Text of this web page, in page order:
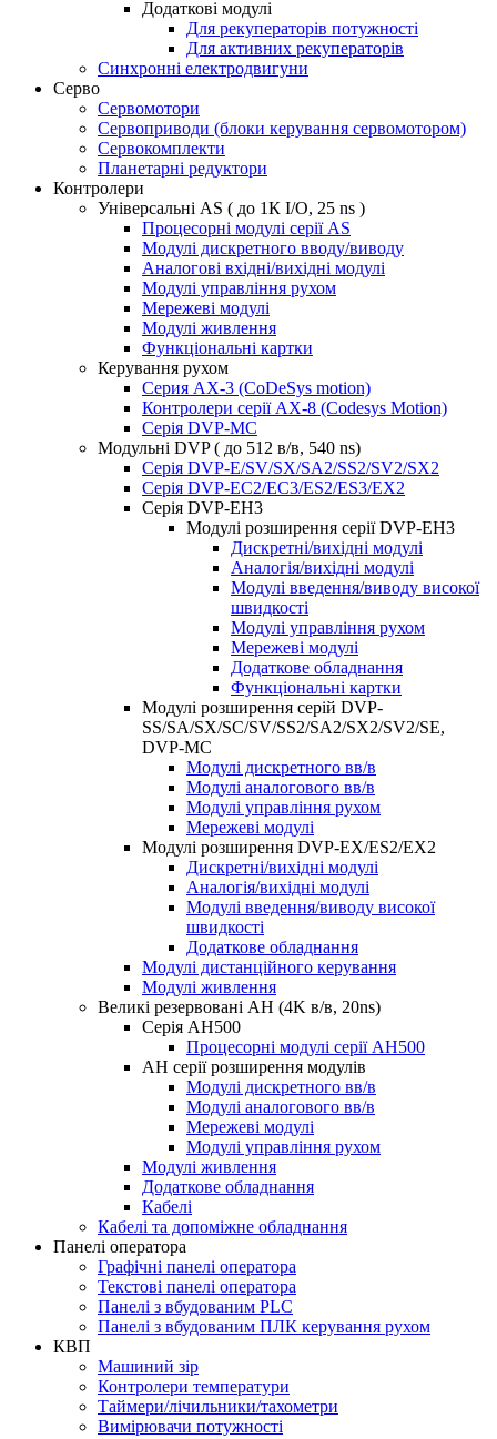
Додаткові модулі
Для рекуператорів потужності
Для активних рекуператорів
Синхронні електродвигуни
Серво
Сервомотори
Сервоприводи (блоки керування сервомотором)
Сервокомплекти
Планетарні редуктори
Контролери
Універсальні AS ( до 1К I/O, 25 ns )
Процесорні модулі серії AS
Модулі дискретного вводу/виводу
Аналогові вхідні/вихідні модулі
Модулі управління рухом
Мережеві модулі
Модулі живлення
Функціональні картки
Керування рухом
Серия AX-3 (CoDeSys motion)
Контролери серії AX-8 (Codesys Motion)
Серія DVP-MC
Модульні DVP ( до 512 в/в, 540 ns)
Серія DVP-E/SV/SX/SA2/SS2/SV2/SX2
Серія DVP-EC2/EC3/ES2/ES3/EX2
Серія DVP-EH3
Модулі розширення серії DVP-EH3
Дискретні/вихідні модулі
Аналогія/вихідні модулі
Модулі введення/виводу високої
швидкості
Модулі управління рухом
Мережеві модулі
Додаткове обладнання
Функціональні картки
Модулі розширення серій DVP-
SS/SA/SX/SC/SV/SS2/SA2/SX2/SV2/SE,
DVP-MC
Модулі дискретного вв/в
Модулі аналогового вв/в
Модулі управління рухом
Мережеві модулі
Модулі розширення DVP-EX/ES2/EX2
Дискретні/вихідні модулі
Аналогія/вихідні модулі
Модулі введення/виводу високої
швидкості
Додаткове обладнання
Модулі дистанційного керування
Модулі живлення
Великі резервовані AH (4K в/в, 20ns)
Серія AH500
Процесорні модулі серії AH500
AH серії розширення модулів
Модулі дискретного вв/в
Модулі аналогового вв/в
Мережеві модулі
Модулі управління рухом
Модулі живлення
Додаткове обладнання
Кабелі
Кабелі та допоміжне обладнання
Панелі оператора
Графічні панелі оператора
Текстові панелі оператора
Панелі з вбудованим PLC
Панелі з вбудованим ПЛК керування рухом
КВП
Машиний зір
Контролери температури
Таймери/лічильники/тахометри
Вимірювачи потужності